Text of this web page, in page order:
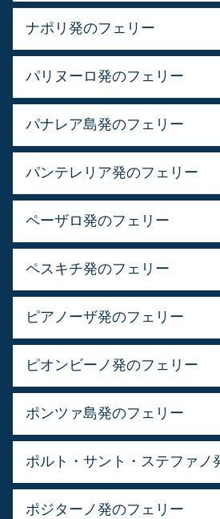
ナポリ発のフェリー
パリヌーロ発のフェリー
パナレア島発のフェリー
パンテレリア発のフェリー
ペーザロ発のフェリー
ペスキチ発のフェリー
ピアノーザ発のフェリー
ピオンビーノ発のフェリー
ポンツァ島発のフェリー
ポルト・サント・ステファノ
ポジターノ発のフェリー